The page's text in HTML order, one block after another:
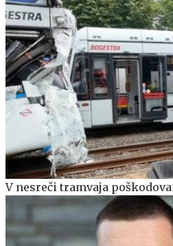
V nesreči tramvaja